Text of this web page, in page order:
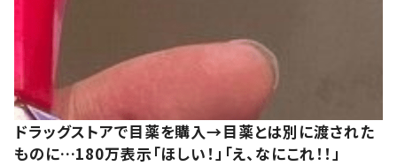
ドラッグストアで目薬を購入→目薬とは別に渡された
ものに…180万表示「ほしい！」「え、なにこれ！！」